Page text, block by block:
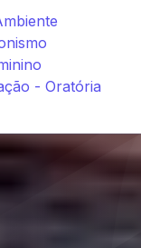
- Oratória